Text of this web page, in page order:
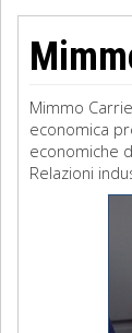
Mimmo
economica
economiche
Relazioni